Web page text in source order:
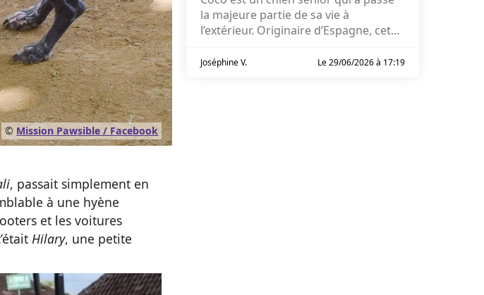
© Mission Pawsible / Facebook
, passait simplement en
à une hyène
et les voitures
Hilary, une petite
la majeure partie de sa vie à
l’extérieur. Originaire d’Espagne, cet...
Joséphine V. Le 29/06/2026 à 17:19